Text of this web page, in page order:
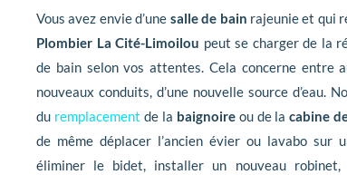
Vous avez envie d’une salle de bain rajeunie et qui
Plombier La Cité-Limoilou peut se charger de la
de bain selon vos attentes. Cela concerne entre
nouveaux conduits, d’une nouvelle source d’eau.
du remplacement de la baignoireou de lacabine
de même déplacer l’ancien évier ou lavabo sur
éliminer le bidet, installer un nouveau robinet,